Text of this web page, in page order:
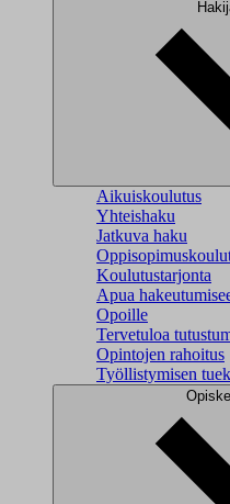
Aikuiskoulutus
Yhteishaku
Jatkuva haku
Koulutustarjonta
Apua
Opoille
Tervetuloa
Opintojen rahoitus
Työllistymisen